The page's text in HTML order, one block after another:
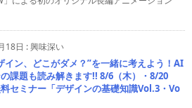
18日 :興味深い
イン、どこがダメ？”を一緒に考えよう！AI
課題も読み解きます!! 8/6（木）・8/20
料セミナー「デザインの基礎知識Vol.3・Vo